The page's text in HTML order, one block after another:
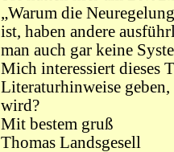
„Warum die
ist, haben andere
man auch gar keine
Mich interessiert dieses
Literaturhinweise
wird?
Mit bestem gruß
Thomas Landsgesell